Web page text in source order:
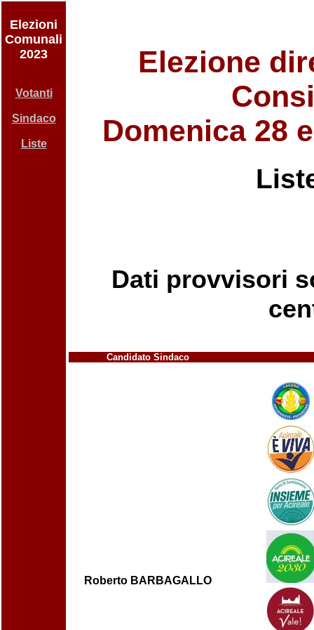
Elezioni
Comunali
2023
Votanti
Sindaco
Liste
Elezione
Domenica 28
Dati provvisori
Candidato Sindaco
Roberto BARBAGALLO